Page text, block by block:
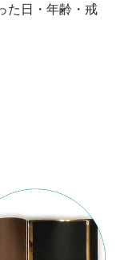
た日・年齢・戒